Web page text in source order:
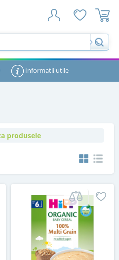
Informatii utile
produsele